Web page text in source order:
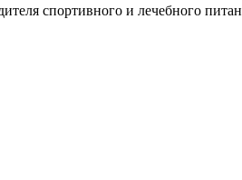
спортивного и лечебного